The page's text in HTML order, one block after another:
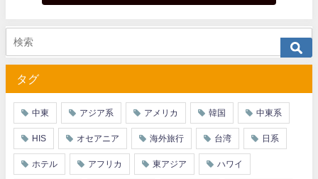
タグ
中東 アジア系 アメリカ 韓国 中東系
HIS オセアニア 海外旅行 台湾 日系
ホテル アフリカ 東アジア ハワイ